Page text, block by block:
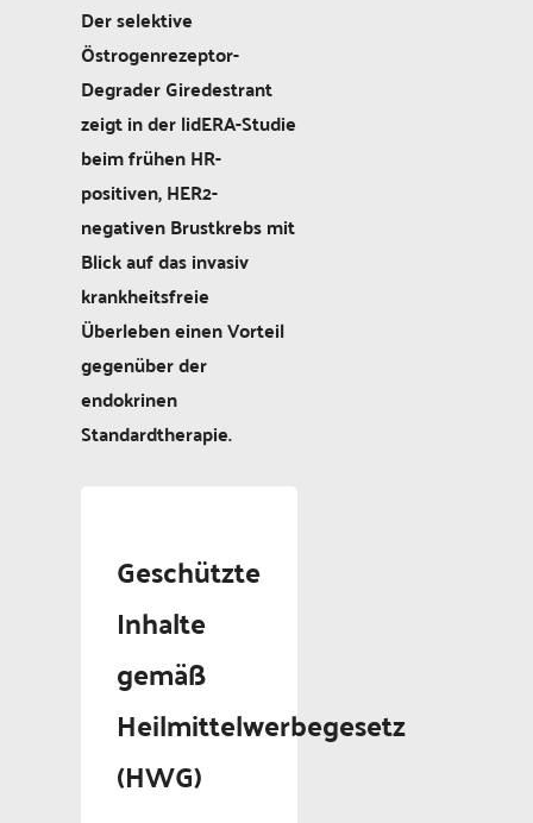
Der selektive
Östrogenrezeptor-
Degrader Giredestrant
zeigt in der lidERA-Studie
beim frühen HR-
positiven, HER2-
negativen Brustkrebs mit
Blick auf das invasiv
krankheitsfreie
Überleben einen Vorteil
gegenüber der
endokrinen
Standardtherapie.
Geschützte
Inhalte
gemäß
Heilmittelwerbegesetz
(HWG)